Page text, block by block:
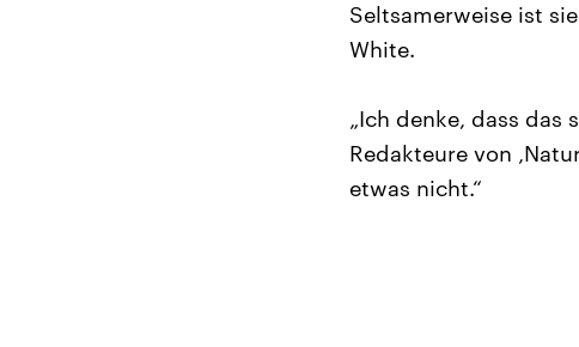
Seltsamerweise ist
White.
„Ich denke, dass
Redakteure von
etwas nicht.“